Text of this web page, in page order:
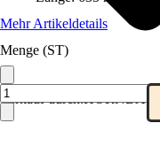
Verkauf durch:HORNBACH
Mehr Artikeldetails
Menge (ST)